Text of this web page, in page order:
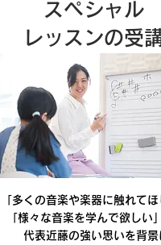
スペシャル
レッスンの受
「多くの音楽や楽器に触れてほ
「様々な音楽を学んで欲しい
代表近藤の強い思いを背景